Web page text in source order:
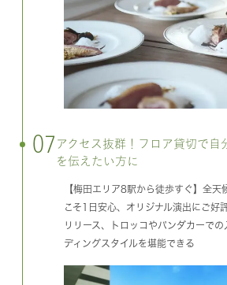
07 アクセス抜群！フロア貸切で自
を伝えたい方に
【梅田エリア8駅から徒歩すぐ】全天
こそ1日安心、オリジナル演出にご好
リリース、トロッコやパンダカーで
ディングスタイルを堪能できる